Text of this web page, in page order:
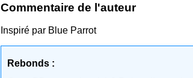
Commentaire de l'auteur
Inspiré par Blue Parrot
Rebonds :